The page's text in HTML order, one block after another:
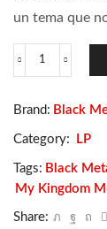
un tema que
Crest
–
The
Dead
Brand: Black
Category: LP
Tags: Black
My Kingdom
Share: